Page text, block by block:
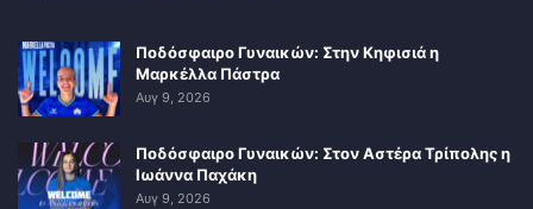
Ποδόσφαιρο Γυναικών: Στην Κηφισιά η
Μαρκέλλα Πάστρα
Αυγ 9, 2026
Ποδόσφαιρο Γυναικών: Στον Αστέρα Τρίπολης η
Ιωάννα Παχάκη
Αυγ 9, 2026